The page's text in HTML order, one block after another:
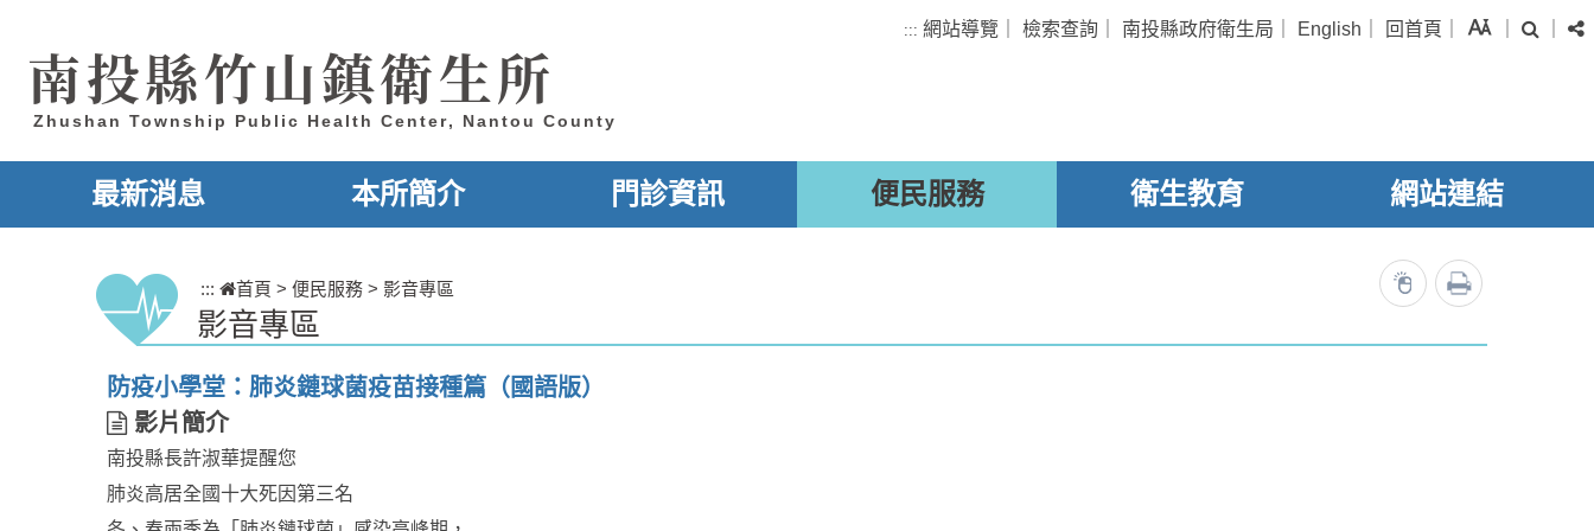
南投縣竹山鎮衛生所
Zhushan Township Public Health Center, Nantou County
::: 網站導覽 檢索查詢 南投縣政府衛生局 English 回首頁 字級 搜尋
最新消息 本所簡介 門診資訊 便民服務 衛生教育 網站連結
::: 首頁 > 便民服務 > 影音專區
影音專區
防疫小學堂：肺炎鏈球菌疫苗接種篇（國語版）
影
片
簡
介
影片簡介
南投縣長許淑華提醒您
肺炎高居全國十大死因第三名